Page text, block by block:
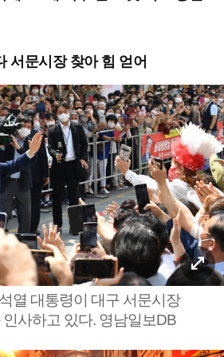
서문시장 찾아 힘 얻어
열 대통령이 대구 서문시장
사하고 있다. 영남일보DB